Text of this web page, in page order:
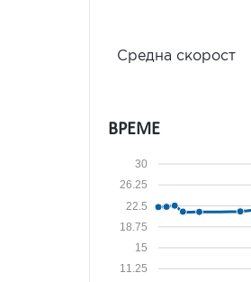
Средна скорост
ВРЕМЕ
11.25
15
18.75
22.5
26.25
30